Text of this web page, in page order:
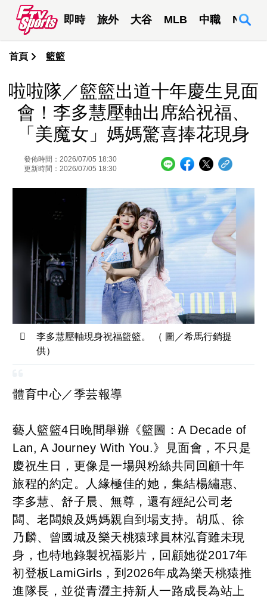
即時 旅外 大谷 MLB 中職 NBA
首頁 籃籃
啦啦隊／籃籃出道十年慶生見面
會！李多慧壓軸出席給祝福、
「美魔女」媽媽驚喜捧花現身
發佈時間：2026/07/05 18:30
更新時間：2026/07/05 18:30
李多慧壓軸現身祝福籃籃。 （ 圖／希馬行銷提
供）
體育中心／季芸報導
藝人籃籃4日晚間舉辦《籃圖：A Decade of
Lan, A Journey With You.》見面會，不只是
慶祝生日，更像是一場與粉絲共同回顧十年
旅程的約定。人緣極佳的她，集結楊繡惠、
李多慧、舒子晨、無尊，還有經紀公司老
闆、老闆娘及媽媽親自到場支持。胡瓜、徐
乃麟、曾國城及樂天桃猿球員林泓育雖未現
身，也特地錄製祝福影片，回顧她從2017年
初登板LamiGirls，到2026年成為樂天桃猿推
進隊長，並從青澀主持新人一路成長為站上